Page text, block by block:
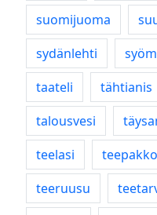
suomijuoma
sydänlehti
taateli
tähtianis
talousvesi
teelasi
teepakko
teeruusu